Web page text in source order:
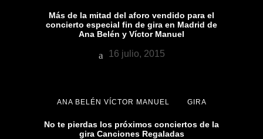
Más de la mitad del aforo vendido para el
concierto especial fin de gira en Madrid de
Ana Belén y Víctor Manuel
16 julio, 2015
ANA BELÉN VÍCTOR MANUEL GIRA
No te pierdas los próximos conciertos de la
gira Canciones Regaladas